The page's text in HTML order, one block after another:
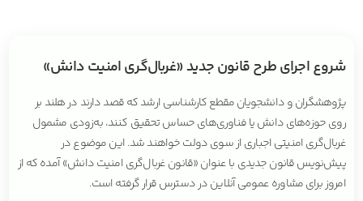
شروع اجرای طرح قانون جدید «غربال‌گری امنیت دانش»
پژوهشگران و دانشجویان مقطع کارشناسی ارشد که قصد دارند در هلند بر
روی حوزه‌های دانش یا فناوری‌های حساس تحقیق کنند، به‌زودی مشمول
غربال‌گری امنیتی اجباری از سوی دولت خواهند شد. این موضوع در
پیش‌نویس قانون جدیدی با عنوان «قانون غربال‌گری امنیت دانش» آمده که از
امروز برای مشاوره عمومی آنلاین در دسترس قرار گرفته است.